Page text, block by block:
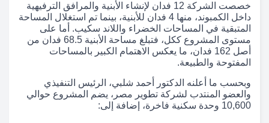
خصصت الشركة 12 فدان لإنشاء الأبنية والمرافق الترفيهية
داخل الكمبوند، منها 4 فدان للأبنية، بينما تم استغلال المساحة
المتبقية في المساحات الخضراء واللاند سكيب. أما على
مستوى المشروع ككل، فتبلغ مساحة الأبنية 68.5 فدان من
أصل 162 فدان، ما يعكس الاهتمام الكبير بالمساحات
المفتوحة والطبيعة.
وبحسب ما أعلنه الدكتور أحمد شلبي، الرئيس التنفيذي
والعضو المنتدب لشركة تطوير مصر، يضم المشروع حوالي
10,600 وحدة سكنية فاخرة، إضافة إلى: